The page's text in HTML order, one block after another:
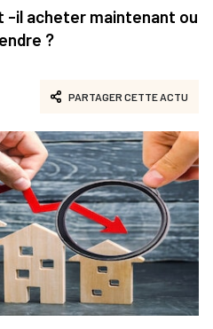
-il acheter maintenant ou
?
PARTAGER CETTE ACTU